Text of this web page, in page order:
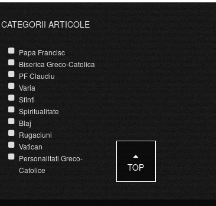
CATEGORII ARTICOLE
Papa Francisc
Biserica Greco-Catolica
PF Claudiu
Varia
Sfinti
Spiritualitate
Blaj
Rugaciuni
Vatican
Personalitati Greco-
Catolice
TOP